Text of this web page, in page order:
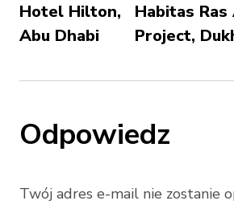
Hotel Hilton,
Abu Dhabi
Habitas Ras
Project,
Odpowiedz
Twój adres e-mail nie zostanie